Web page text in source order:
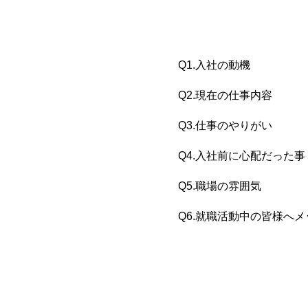
Q1.入社の動機
Q2.現在の仕事内容
Q3.仕事のやりがい
Q4.入社前に心配だった事
Q5.職場の雰囲気
Q6.就職活動中の皆様へ